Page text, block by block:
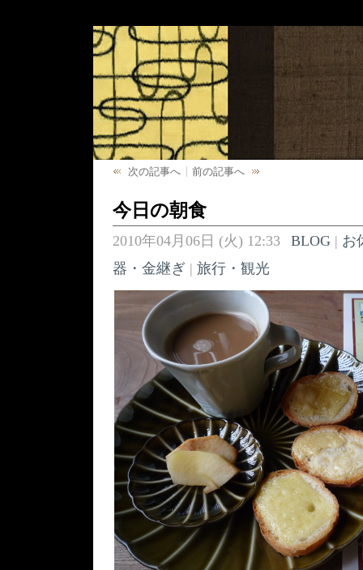
次の記事へ 前の記事へ
今日の朝食
2010年04月06日 (火) 12:33 BLOG| お
器・金継ぎ | 旅行・観光